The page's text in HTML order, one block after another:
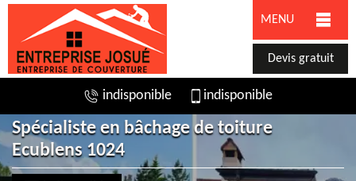
MENU
Devis gratuit
indisponible indisponible
Spécialiste en bâchage de toiture
Ecublens 1024